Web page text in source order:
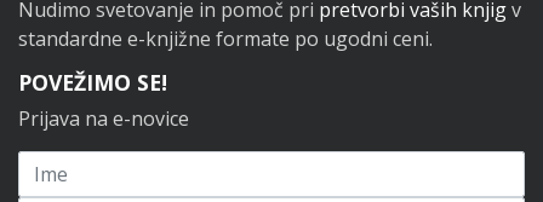
Nudimo svetovanje in pomoč pri pretvorbi vaših knjigv
standardne e-knjižne formate po ugodni ceni.
POVEŽIMO SE!
Prijava na e-novice